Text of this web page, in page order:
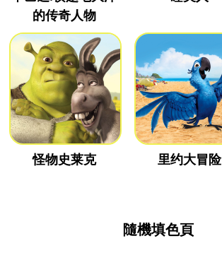
的传奇人物
怪物史莱克 里约大冒险
隨機填色頁